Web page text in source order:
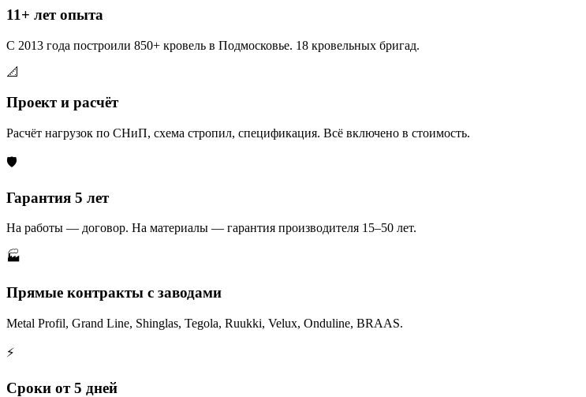
11+ лет опыта
С 2013 года построили 850+ кровель в Подмосковье. 18 кровельных бригад.
📐
Проект и расчёт
Расчёт нагрузок по СНиП, схема стропил, спецификация. Всё включено в стоимость.
🛡️
Гарантия 5 лет
На работы — договор. На материалы — гарантия производителя 15–50 лет.
🏭
Прямые контракты с заводами
Metal Profil, Grand Line, Shinglas, Tegola, Ruukki, Velux, Onduline, BRAAS.
⚡
Сроки от 5 дней